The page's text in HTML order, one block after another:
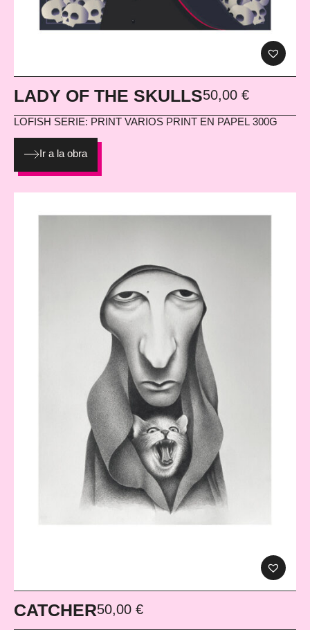
LADY OF THE SKULLS50,00 €
LOFISH SERIE: PRINT VARIOS PRINT EN PAPEL 300G
Ir a la obra
CATCHER50,00 €